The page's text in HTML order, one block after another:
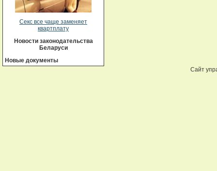
Секс все чаще заменяет
квартплату
Новости законодательства
Беларуси
Новые документы
Сайт